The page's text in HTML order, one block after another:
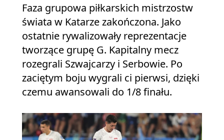
Faza grupowa piłkarskich mistrzostw
świata w Katarze zakończona. Jako
ostatnie rywalizowały reprezentacje
tworzące grupę G. Kapitalny mecz
rozegrali Szwajcarzy i Serbowie. Po
zaciętym boju wygrali ci pierwsi, dzięki
czemu awansowali do 1/8 finału.